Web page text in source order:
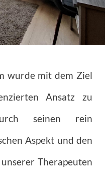
wurde mit dem Ziel
Ansatz zu
seinen rein
Aspekt und den
Therapeuten